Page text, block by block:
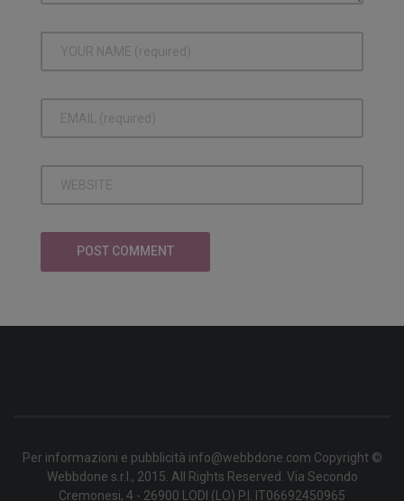
Per informazioni e pubblicità info@webbdone.com Copyright ©
Webbdone s.r.l., 2015. All Rights Reserved. Via Secondo
Cremonesi, 4 - 26900 LODI (LO) P.I. IT06692450965